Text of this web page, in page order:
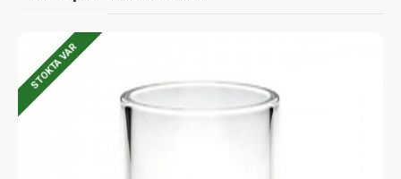
STOKTA VAR